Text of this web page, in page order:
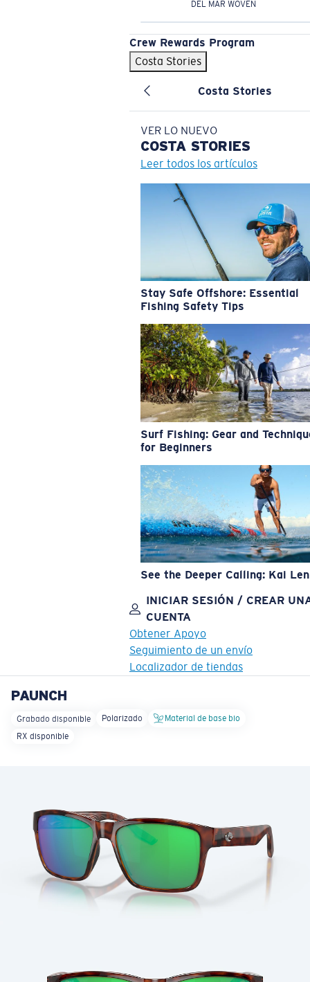
DEL MAR WOVEN
Crew Rewards Program
Costa Stories
Costa Stories
VER LO NUEVO
COSTA STORIES
Leer todos los artículos
Stay Safe Offshore: Essential
Fishing Safety Tips
Surf Fishing: Gear and
for Beginners
See the Deeper Calling: Kai
INICIAR SESIÓN / CREAR
CUENTA
Obtener Apoyo
Seguimiento de un envío
Localizador de tiendas
OBJETIVO ACTUALIZADO
Cantidad:
PAUNCH
Grabado disponible Polarizado
Material de base bio
RX disponible